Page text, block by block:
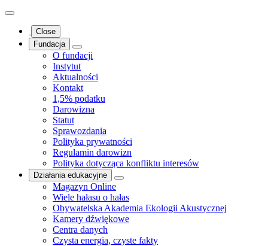
Close
Fundacja
O fundacji
Instytut
Aktualności
Kontakt
1,5% podatku
Darowizna
Statut
Sprawozdania
Polityka prywatności
Regulamin darowizn
Polityka dotycząca konfliktu interesów
Działania edukacyjne
Magazyn Online
Wiele hałasu o hałas
Obywatelska Akademia Ekologii Akustycznej
Kamery dźwiękowe
Centra danych
Czysta energia, czyste fakty